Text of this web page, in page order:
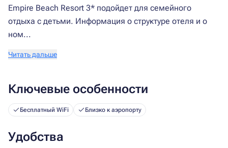
Empire Beach Resort 3* подойдет для семейного
отдыха с детьми. Информация о структуре отеля и о
ном...
Читать дальше
Ключевые особенности
Бесплатный WiFi Близко к аэропорту
Удобства